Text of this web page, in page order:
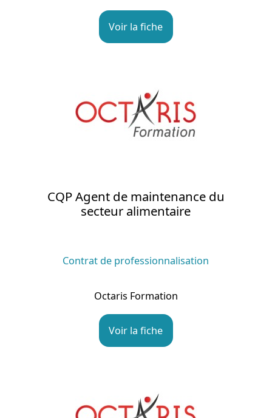
Voir la fiche
CQP Agent de maintenance du
secteur alimentaire
Contrat de professionnalisation
Octaris Formation
Voir la fiche